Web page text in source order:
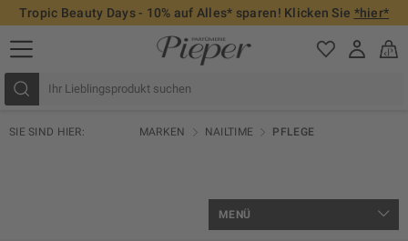
Tropic Beauty Days - 10% auf Alles* sparen! Klicken Sie *hier*
SIE SIND HIER: MARKEN NAILTIME PFLEGE
MENÜ